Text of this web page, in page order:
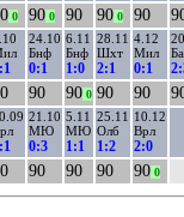
0 90 0 90 90 0 90
24.10
Бнф
0:1
6.11
Бнф
1:0
28.11
Шхт
2:1
4.12
Мил
0:1
90 90 0 90 90
21.10
МЮ
0:3
5.11
МЮ
1:1
25.11
Олб
1:2
10.12
Врл
2:0
90 90 90 90 0